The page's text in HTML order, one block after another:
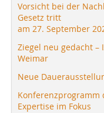
Vorsicht bei der
Gesetz tritt
am 27. September
Ziegel neu gedacht –
Weimar
Neue
Expertise im Fokus